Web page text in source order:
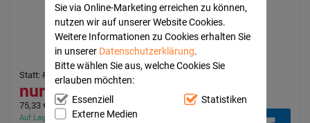
Sie via Online-Marketing erreichen zu können,
nutzen wir auf unserer Website Cookies.
Weitere Informationen zu Cookies erhalten Sie
in unserer Datenschutzerklärung.
Bitte wählen Sie aus, welche Cookies Sie
erlauben möchten:
Essenziell
Statistiken
Externe Medien
WELEDA for Men Rasiercreme
WELEDA AG
75ml
Creme
15815601
5,65 €
Statt: 5,95 €
Auf Lager - In 1-3 Tagen bei Ihnen (innerhalb Deutschlands)
75,33 € pro 1 l